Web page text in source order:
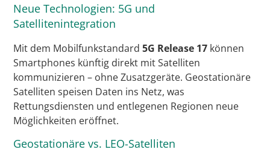
Neue Technologien: 5G und
Satellitenintegration
Mit dem Mobilfunkstandard5G Release 17 können
Smartphones künftig direkt mit Satelliten
kommunizieren – ohne Zusatzgeräte. Geostationäre
Satelliten speisen Daten ins Netz, was
Rettungsdiensten und entlegenen Regionen neue
Möglichkeiten eröffnet.
Geostationäre vs. LEO-Satelliten